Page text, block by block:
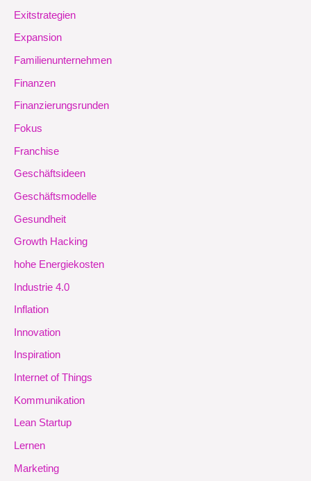
Exitstrategien
Expansion
Familienunternehmen
Finanzen
Finanzierungsrunden
Fokus
Franchise
Geschäftsideen
Geschäftsmodelle
Gesundheit
Growth Hacking
hohe Energiekosten
Industrie 4.0
Inflation
Innovation
Inspiration
Internet of Things
Kommunikation
Lean Startup
Lernen
Marketing